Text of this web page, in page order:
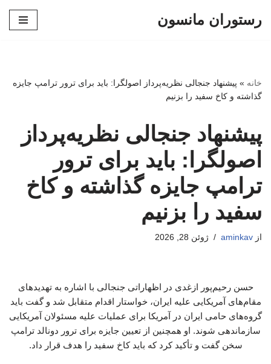
رستوران مانسون
خانه » پیشنهاد جنجالی نظریه‌پرداز اصولگرا: باید برای ترور ترامپ جایزه
گذاشته و کاخ سفید را بزنیم
پیشنهاد جنجالی نظریه‌پرداز
اصولگرا: باید برای ترور
ترامپ جایزه گذاشته و کاخ
سفید را بزنیم
از aminkav ژوئن 28, 2026
حسن رحیم‌پور ازغدی در اظهاراتی جنجالی با اشاره به تهدیدهای
مقام‌های آمریکایی علیه ایران، خواستار اقدام متقابل شد و گفت باید
گروه‌های حامی ایران در آمریکا برای عملیات علیه مسئولان آمریکایی
سازماندهی شوند. او همچنین از تعیین جایزه برای ترور دونالد ترامپ
سخن گفت و تأکید کرد که باید کاخ سفید را هدف قرار داد.